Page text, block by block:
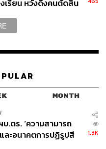
เรียน หวังดึงคนตัดสิน
MONTH
.ตร. ‘ความสามารถ
ละอนาคตการปฏิรูปสี
1.3K